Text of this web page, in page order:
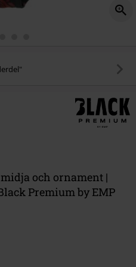
och ornament |
Premium by EMP